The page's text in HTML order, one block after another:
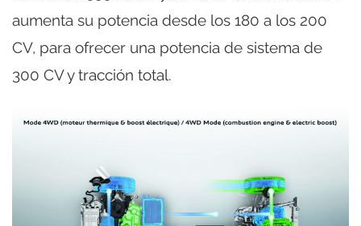
aumenta su potencia desde los 180 a los 200
CV, para ofrecer una potencia de sistema de
300 CV y tracción total.